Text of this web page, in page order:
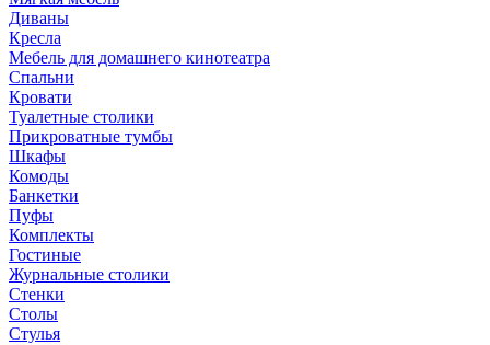
Диваны
Кресла
Мебель для домашнего кинотеатра
Спальни
Кровати
Туалетные столики
Прикроватные тумбы
Шкафы
Комоды
Банкетки
Пуфы
Комплекты
Гостиные
Журнальные столики
Стенки
Столы
Стулья